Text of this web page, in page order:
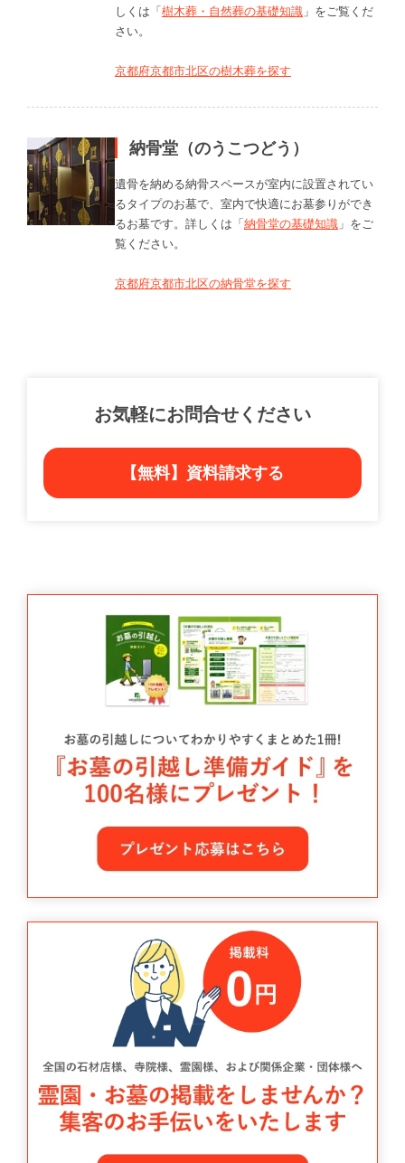
しくは「樹木葬・自然葬の基礎知識 」をご覧くだ
さい。
京都府京都市北区の樹木葬を探す
納骨堂（のうこつどう）
遺骨を納める納骨スペースが室内に設置されてい
るタイプのお墓で、室内で快適にお墓参りができ
るお墓です。詳しくは「納骨堂の基礎知識 」をご
覧ください。
京都府京都市北区の納骨堂を探す
お気軽にお問合せください
【無料】資料請求する